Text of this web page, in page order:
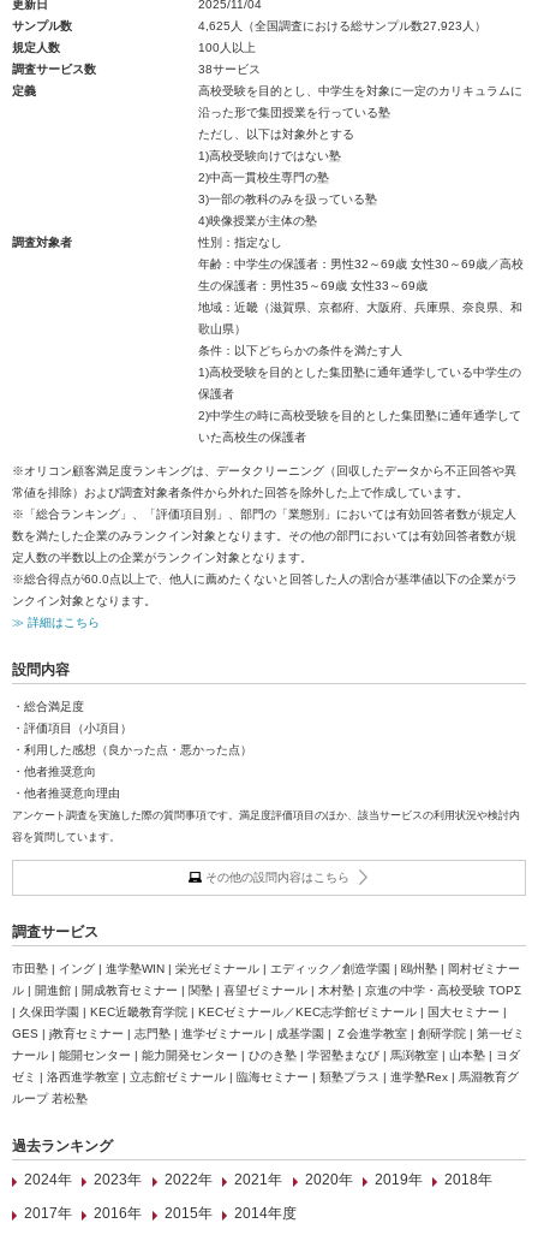
更新日
2025/11/04
サンプル数
4,625人（全国調査における総サンプル数27,923人）
規定人数
100人以上
調査サービス数
38サービス
定義
高校受験を目的とし、中学生を対象に一定のカリキュラムに
沿った形で集団授業を行っている塾
ただし、以下は対象外とする
1)高校受験向けではない塾
2)中高一貫校生専門の塾
3)一部の教科のみを扱っている塾
4)映像授業が主体の塾
調査対象者
性別：指定なし
年齢：中学生の保護者：男性32～69歳 女性30～69歳／高校
生の保護者：男性35～69歳 女性33～69歳
地域：近畿（滋賀県、京都府、大阪府、兵庫県、奈良県、和
歌山県）
条件：以下どちらかの条件を満たす人
1)高校受験を目的とした集団塾に通年通学している中学生の
保護者
2)中学生の時に高校受験を目的とした集団塾に通年通学して
いた高校生の保護者
※オリコン顧客満足度ランキングは、データクリーニング（回収したデータから不正回答や異
常値を排除）および調査対象者条件から外れた回答を除外した上で作成しています。
※「総合ランキング」、「評価項目別」、部門の「業態別」においては有効回答者数が規定人
数を満たした企業のみランクイン対象となります。その他の部門においては有効回答者数が規
定人数の半数以上の企業がランクイン対象となります。
※総合得点が60.0点以上で、他人に薦めたくないと回答した人の割合が基準値以下の企業がラ
ンクイン対象となります。
≫ 詳細はこちら
設問内容
・総合満足度
・評価項目（小項目）
・利用した感想（良かった点・悪かった点）
・他者推奨意向
・他者推奨意向理由
アンケート調査を実施した際の質問事項です。満足度評価項目のほか、該当サービスの利用状況や検討内
容を質問しています。
その他の設問内容はこちら
調査サービス
市田塾 | イング | 進学塾WIN | 栄光ゼミナール | エディック／創造学園 | 鴎州塾 | 岡村ゼミナー
ル | 開進館 | 開成教育セミナー | 関塾 | 喜望ゼミナール | 木村塾 | 京進の中学・高校受験 TOPΣ
| 久保田学園 | KEC近畿教育学院 | KECゼミナール／KEC志学館ゼミナール | 国大セミナー |
GES | j教育セミナー | 志門塾 | 進学ゼミナール | 成基学園 | Ｚ会進学教室 | 創研学院 | 第一ゼミ
ナール | 能開センター | 能力開発センター | ひのき塾 | 学習塾まなび | 馬渕教室 | 山本塾 | ヨダ
ゼミ | 洛西進学教室 | 立志館ゼミナール | 臨海セミナー | 類塾プラス | 進学塾Rex | 馬淵教育グ
ループ 若松塾
過去ランキング
2024年
2023年 2022年 2021年 2020年 2019年
2018年
2017年
2016年 2015年 2014年度